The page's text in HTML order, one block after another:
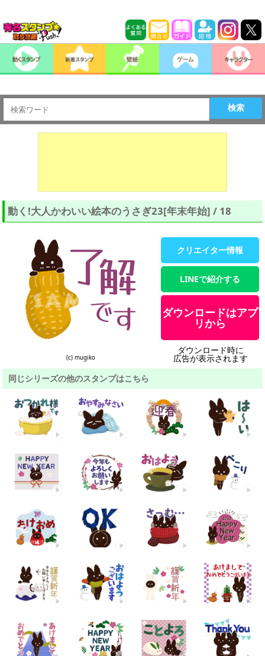
検索
動く!大人かわいい絵本のうさぎ23[年末年始] / 18
(c) mugiko
クリエイター情報
LINEで紹介する
ダウンロードはアプ
リから
ダウンロード時に
広告が表示されます
同じシリーズの他のスタンプはこちら